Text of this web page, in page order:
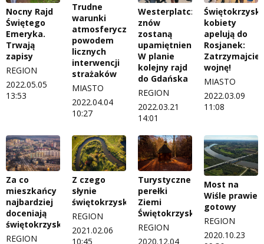
Nocny Rajd
Świętego
Emeryka.
Trwają
zapisy
REGION
2022.05.05
13:53
Trudne
warunki
atmosferyczne
powodem
licznych
interwencji
strażaków
MIASTO
2022.04.04
10:27
Westerplatczycy
znów
zostaną
upamiętnieni.
W planie
kolejny rajd
do Gdańska
REGION
2022.03.21
14:01
kobiety
apelują do
Rosjanek:
Zatrzymajcie
wojnę!
MIASTO
2022.03.09
11:08
Za co
mieszkańcy
najbardziej
doceniają
świętokrzyskie?
REGION
Z czego
słynie
świętokrzyskie?
REGION
2021.02.06
10:45
Turystyczne
perełki
Ziemi
Świętokrzyskiej
REGION
2020.12.04
Most na
Wiśle prawie
gotowy
REGION
2020.10.23